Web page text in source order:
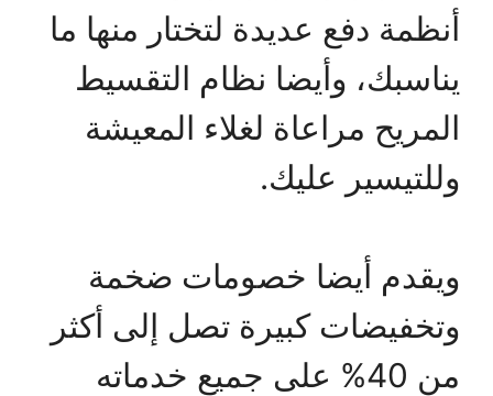
أنظمة دفع عديدة لتختار منها ما
يناسبك، وأيضا نظام التقسيط
المريح مراعاة لغلاء المعيشة
وللتيسير عليك.
ويقدم أيضا خصومات ضخمة
وتخفيضات كبيرة تصل إلى أكثر
من 40% على جميع خدماته